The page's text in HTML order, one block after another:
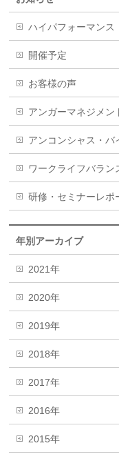
ハイパフォーマンス
開催予定
お客様の声
アンガーマネジメン
アンコンシャス・バ
ワークライフバラン
研修・セミナーレポ
年別アーカイブ
2021年
2020年
2019年
2018年
2017年
2016年
2015年